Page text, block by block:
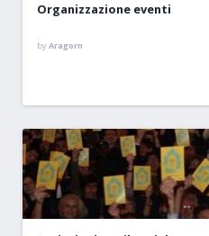
Organizzazione eventi
byAragorn